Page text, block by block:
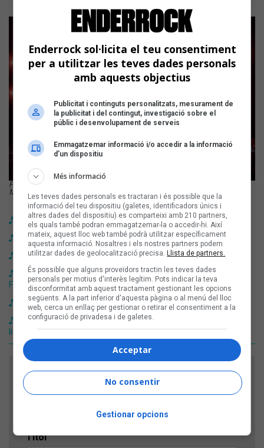
Focs artificials a la Festa dels 150 anys d'Estrella Damm Foto: Gemma
Martz
Jofre Bardagí canta Serrat en directe
Sodi i Sexenni tanquen l’última nit de la FiM de Vila-seca
Morad encén Girona amb l’energia del carrer
Kris Tena, OKDW i Paco Pecado donen el tret de sortida a la
FiM 2026
Les guitarres tornen a regnar al Desconcert d'iCat
Pau Vallvé tanca 'Agorafília' al Sant Jordi Club amb una
litúrgia incandescent de percussió i llum
FES EL TEU COMENTARI
Nom
Títol
Enderrock sol·licita el teu consentiment
per a utilitzar les teves dades personals
amb aquests objectius
Publicitat i continguts personalitzats, mesurament de
la publicitat i del contingut, investigació sobre el
públic i desenvolupament de serveis
Emmagatzemar informació i/o accedir a la informació
d’un dispositiu
Més informació
Les teves dades personals es tractaran i és possible que la
informació del teu dispositiu (galetes, identificadors únics i
altres dades del dispositiu) es comparteixi amb 210 partners,
els quals també podran emmagatzemar-la o accedir-hi. Així
mateix, aquest lloc web també podrà utilitzar específicament
aquesta informació. Nosaltres i els nostres partners podem
utilitzar dades de geolocalització precisa. Llista de partners.
És possible que alguns proveïdors tractin les teves dades
personals per motius d'interès legítim. Pots indicar la teva
disconformitat amb aquest tractament gestionant les opcions
següents. A la part inferior d'aquesta pàgina o al menú del lloc
web, cerca un enllaç per gestionar o retirar el consentiment a la
configuració de privadesa i de galetes.
Acceptar
No consentir
Gestionar opcions